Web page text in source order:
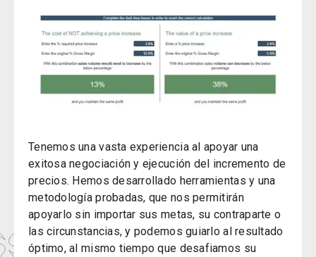
Tenemos una vasta experiencia al apoyar una
exitosa negociación y ejecución del incremento de
precios. Hemos desarrollado herramientas y una
metodología probadas, que nos permitirán
apoyarlo sin importar sus metas, su contraparte o
las circunstancias, y podemos guiarlo al resultado
óptimo, al mismo tiempo que desafiamos su